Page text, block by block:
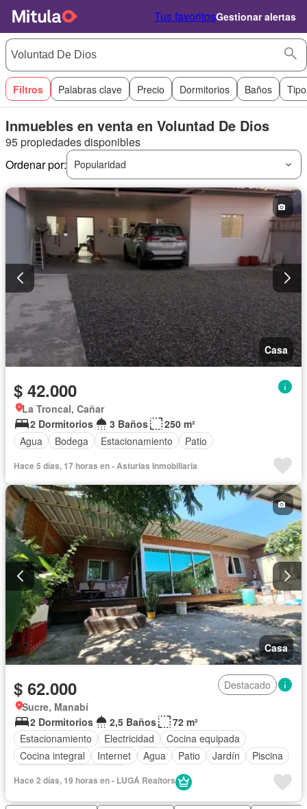
Tus favoritosGestionar alertas
Filtros Palabras clave Precio Dormitorios Baños
Inmuebles en venta en Voluntad De Dios
95 propiedades disponibles
Ordenar por:
Popularidad
Casa
$ 42.000
La Troncal, Cañar
2 Dormitorios
3 Baños
250 m²
Agua
Bodega Estacionamiento Patio
Hace 5 días, 17 horas en - Asturias Inmobiliaria
Casa
$ 62.000
Destacado
Sucre, Manabí
2 Dormitorios
2,5 Baños
72 m²
Estacionamiento
Electricidad
Cocina equipada
Cocina integral
Internet Agua Patio Jardín
Piscina
Hace 2 días, 19 horas en - LUGÁ Realtors